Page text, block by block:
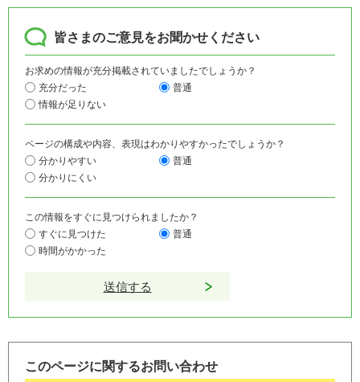
皆さまのご意見をお聞かせください
お求めの情報が充分掲載されていましたでしょうか？
充分だった
普通
情報が足りない
ページの構成や内容、表現はわかりやすかったでしょうか？
分かりやすい
普通
分かりにくい
この情報をすぐに見つけられましたか？
すぐに見つけた
普通
時間がかかった
このページに関するお問い合わせ